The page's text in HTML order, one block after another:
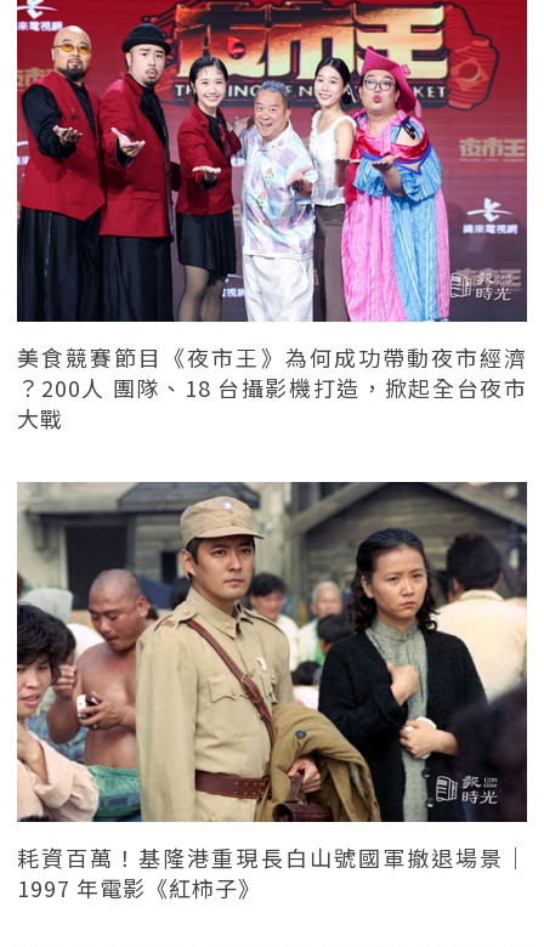
美食競賽節目《夜市王》為何成功帶動夜市經濟
？200人 團隊、18 台攝影機打造，掀起全台夜市
大戰
耗資百萬！基隆港重現長白山號國軍撤退場景｜
1997 年電影《紅柿子》